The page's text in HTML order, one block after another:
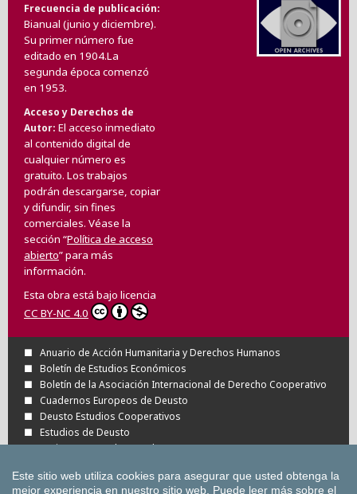
Frecuencia de publicación
Bianual (junio y diciembre).
Su primer número fue
editado en 1904.La
segunda época comenzó
en 1953.
Acceso y Derechos de
Autor El acceso inmediato
al contenido digital de
cualquier número es
gratuito. Los trabajos
podrán descargarse, copiar
y difundir, sin fines
comerciales. Véase la
sección “Política de acceso
abierto” para más
información.
Esta obra está bajo licencia
CC BY-NC 4.0
Anuario de Acción Humanitaria y Derechos Humanos
Boletín de Estudios Económicos
Boletín de la Asociación Internacional de Derecho Cooperativo
Cuadernos Europeos de Deusto
Deusto Estudios Cooperativos
Estudios de Deusto
Revista Deusto de Derechos Humanos
Todas las Revistas Científicas de Deusto en
Este sitio web utiliza cookies para asegurar que usted obtenga la
mejor experiencia en nuestro sitio web. Puede leer más sobre el